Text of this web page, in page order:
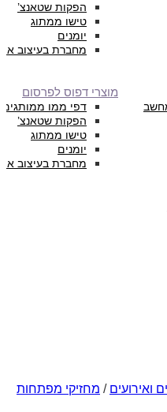
הפקות שטאנצ’
טישו ממתוג
יומנים
מחברת בעיצוב
מוצרי דפוס לפרסום
דפי ממו ממותגים
הפקות שטאנצ’
טישו ממתוג
יומנים
מחברת בעיצוב
ואירועים / מחזיקי מפתחות